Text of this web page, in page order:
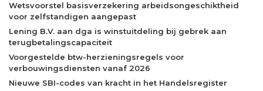
Wetsvoorstel basisverzekering arbeidsongeschiktheid
voor zelfstandigen aangepast
Lening B.V. aan dga is winstuitdeling bij gebrek aan
terugbetalingscapaciteit
Voorgestelde btw-herzieningsregels voor
verbouwingsdiensten vanaf 2026
Nieuwe SBI-codes van kracht in het Handelsregister